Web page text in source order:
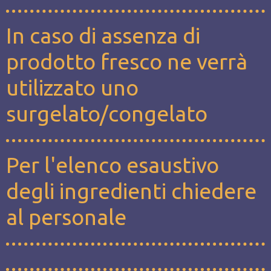
In caso di assenza di
prodotto fresco ne verrà
utilizzato uno
surgelato/congelato
Per l'elenco esaustivo
degli ingredienti chiedere
al personale